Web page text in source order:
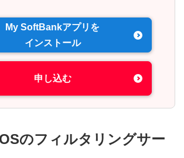
My SoftBankアプリを
インストール
申し込む
のフィルタリングサー